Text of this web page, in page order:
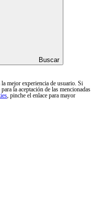
Buscar
mejor experiencia de usuario. Si
la aceptación de las mencionadas
, pinche el enlace para mayor